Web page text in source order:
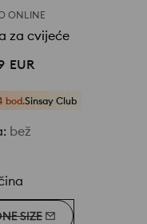
ONLINE
za cvijeće
EUR
bod.Sinsay Club
: bež
SIZE